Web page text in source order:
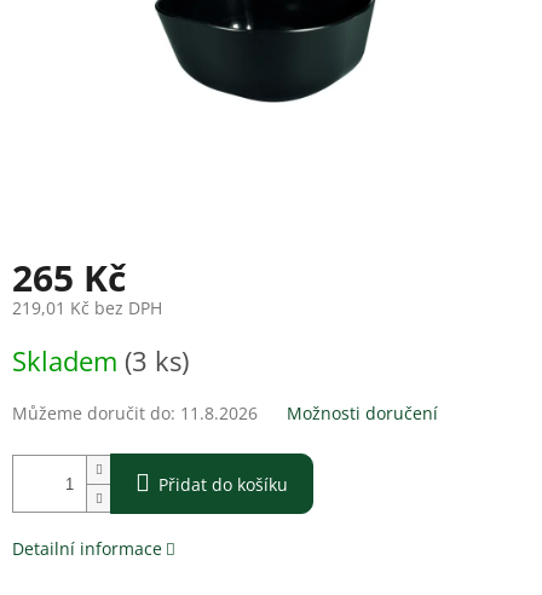
265 Kč
219,01 Kč bez DPH
cena:
Skladem (3 ks)
Můžeme doručit do: 11.8.2026 Možnosti doručení
Přidat do košíku
Detailní informace